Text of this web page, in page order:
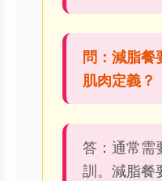
問：減脂餐
肌肉定義？
答：通常需
訓。減脂餐